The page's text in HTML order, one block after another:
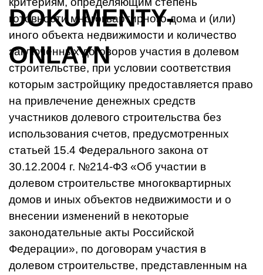
готовности многоквартирного дома и (или)
иного объекта недвижимости и количество
заключенных договоров участия в долевом
строительстве, при условии соответствия
которым застройщику предоставляется право
на привлечение денежных средств
участников долевого строительства без
использования счетов, предусмотренных
статьей 15.4 Федерального закона от
30.12.2004 г. №214-ФЗ «Об участии в
долевом строительстве многоквартирных
домов и иных объектов недвижимости и о
внесении изменений в некоторые
законодательные акты Российской
Федерации», по договорам участия в
долевом строительстве, представленным на